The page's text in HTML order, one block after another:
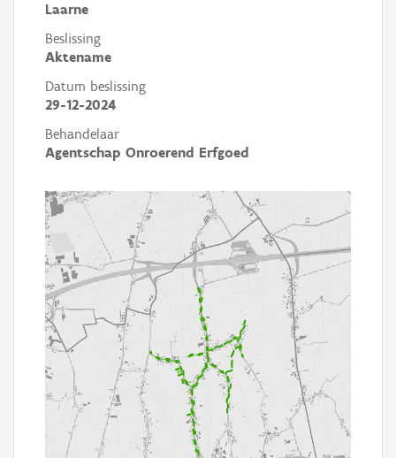
Laarne
Beslissing
Aktename
Datum beslissing
29-12-2024
Behandelaar
Agentschap Onroerend Erfgoed